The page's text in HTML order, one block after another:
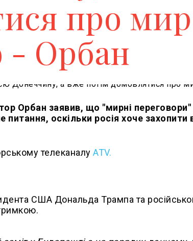
про
- Орбан
Орбан заявив, що "мирні
питання, оскільки росія хоче
телеканалуATV.
США Дональда Трампа та